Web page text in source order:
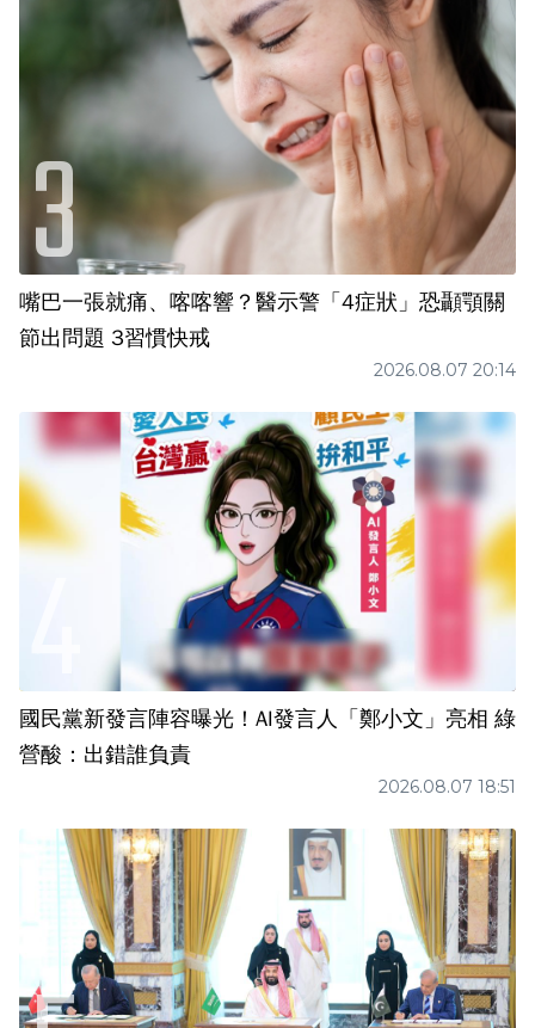
嘴巴一張就痛、喀喀響？醫示警「4症狀」恐顳顎關
節出問題 3習慣快戒
2026.08.07 20:14
國民黨新發言陣容曝光！AI發言人「鄭小文」亮相 綠
營酸：出錯誰負責
2026.08.07 18:51